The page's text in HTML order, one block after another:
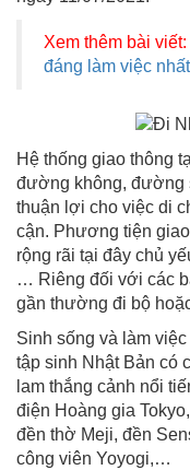
Xem thêm bài viết:
đáng làm việc
Hệ thống giao thông
đường không, đường
thuận lợi cho việc di
cận. Phương tiện
rộng rãi tại đây chủ
… Riêng đối với các
gần thường đi bộ
Sinh sống và làm
tập sinh Nhật Bản có
lam thắng cảnh nổi
điện Hoàng gia
đền thờ Meji, đền
công viên Yoyogi,…